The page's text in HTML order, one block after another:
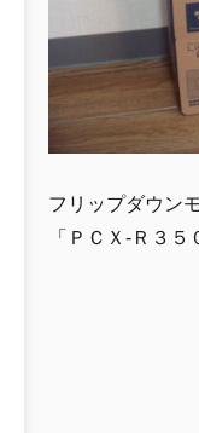
フリップダウン
「ＰＣＸ-Ｒ３